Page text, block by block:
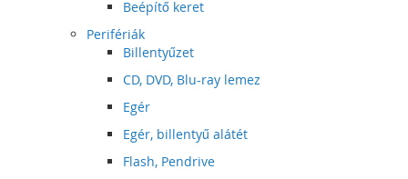
Beépítő keret
Perifériák
Billentyűzet
CD, DVD, Blu-ray lemez
Egér
Egér, billentyű alátét
Flash, Pendrive